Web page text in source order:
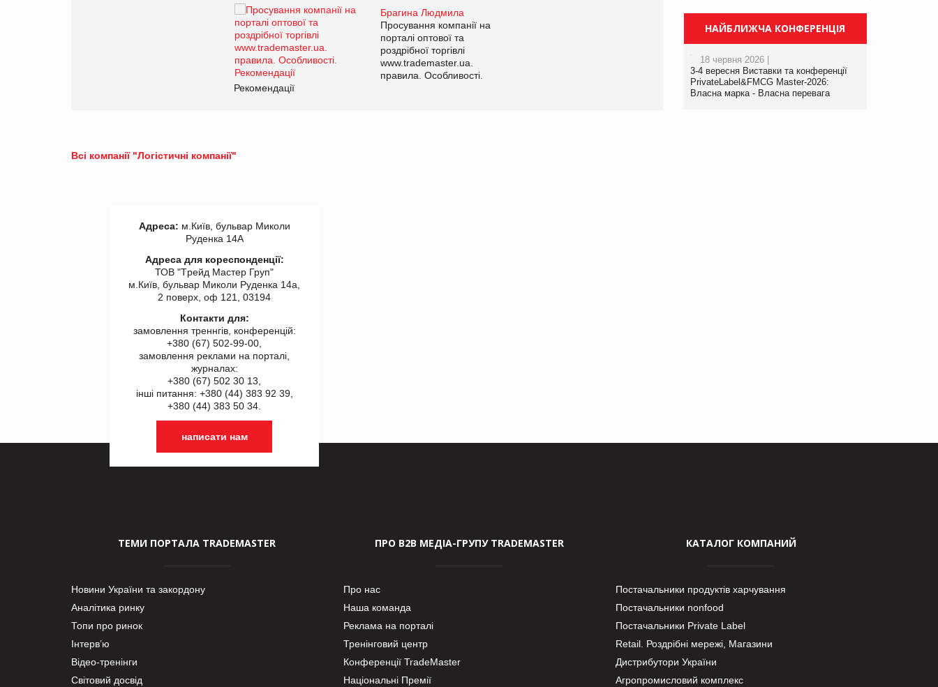
Брагина Людмила
Просування компанії на
порталі оптової та
роздрібної торгівлі
www.trademaster.ua.
правила. Особливості.
Рекомендації
Брагина Людмила
Просування компанії на
www.trademaster.ua.
правила. Особливості.
Всі компанії "Логістичні компанії"
НАЙБЛИЖЧА КОНФЕРЕНЦІЯ
18 червня 2026 |
3-4 вересня Виставки та конференції
PrivateLabel&FMCG Master-2026:
Власна марка - Власна перевага
Адреса: м.Київ, бульвар Миколи
Руденка 14А
Адреса для кореспонденції:
ТОВ "Tрейд Мастер Груп"
м.Київ, бульвар Миколи Руденка 14а,
2 поверх, оф 121, 03194
Контакти для:
замовлення треннгів, конференцій:
+380 (67) 502-99-00,
замовлення реклами на порталі,
журналах:
+380 (67) 502 30 13,
інші питання: +380 (44) 383 92 39,
+380 (44) 383 50 34.
написати нам
ТЕМИ ПОРТАЛА TRADEMASTER
Новини України та закордону
Аналітика ринку
Топи про ринок
Інтерв’ю
Відео-тренінги
Світовий досвід
ПРО В2В МЕДІА-ГРУПУ TRADEMASTER
Про нас
Наша команда
Реклама на порталі
Тренінговий центр
Конференції TradeMaster
Національні Премії
КАТАЛОГ КОМПАНИЙ
Постачальники продуктів харчування
Постачальники nonfood
Постачальники Private Label
Retail. Роздрібні мережі, Магазини
Дистрибутори України
Агропромисловий комплекс